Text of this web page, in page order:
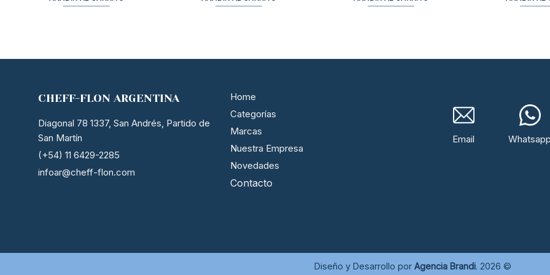
CHEFF-FLON ARGENTINA
Diagonal 78 1337, San Andrés, Partido de
San Martín
(+54) 11 6429-2285
infoar@cheff-flon.com
Home
Categorías
Marcas
Nuestra Empresa
Novedades
Contacto
Email
Diseño y Desarrollo por Agencia Brandi. 2026 ©